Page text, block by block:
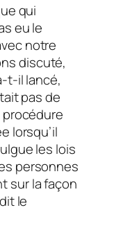
qui
eu le
notre
discuté,
t-il lancé,
pas de
lorsqu’il
les lois
personnes
sur la façon
le